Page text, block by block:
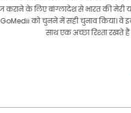
की।
हमारे
तरह का इलाज करवा
गोमेदी के